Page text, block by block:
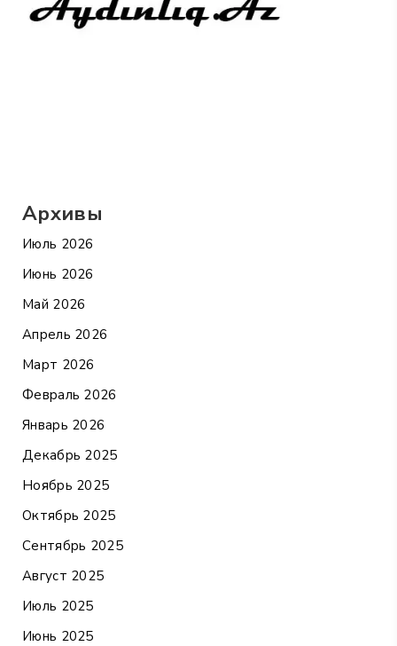
Архивы
Июль 2026
Июнь 2026
Май 2026
Апрель 2026
Март 2026
Февраль 2026
Январь 2026
Декабрь 2025
Ноябрь 2025
Октябрь 2025
Сентябрь 2025
Август 2025
Июль 2025
Июнь 2025